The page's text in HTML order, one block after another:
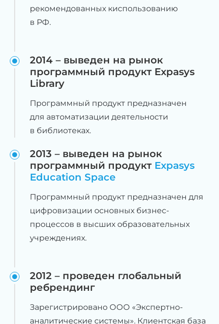
рекомендованных киспользованию
в РФ.
2014 – выведен на рынок
программный продукт Expasys
Library
Программный продукт предназначен
для автоматизации деятельности
в библиотеках.
2013 – выведен на рынок
программный продукт Expasys
Education Space
Программный продукт предназначен для
цифровизации основных бизнес-
процессов в высших образовательных
учреждениях.
2012 – проведен глобальный
ребрендинг
Зарегистрировано ООО «Экспертно-
аналитические системы». Клиентская база